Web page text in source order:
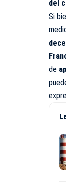
del
Si
de